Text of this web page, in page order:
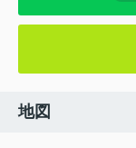
地図